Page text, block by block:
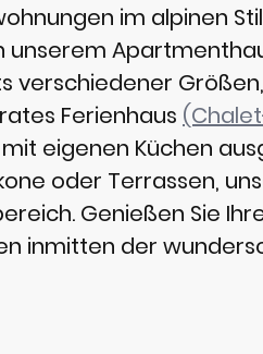
im alpinen
unserem
verschiedener
Ferienhaus
eigenen Küchen
oder Terrassen,
Genießen Sie
inmitten der